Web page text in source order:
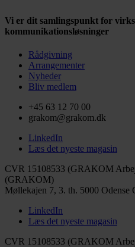
Vi er dit samlingspunkt for
kommunikationsløsninger
Rådgivning
Arrangementer
Nyheder
Bliv medlem
+45 63 12 70 00
grakom@grakom.dk
LinkedIn
Læs det nyeste magasin
CVR 15108533 (GRAKOM
(GRAKOM)
Møllekajen 7, 3. th. 5000 Odense
LinkedIn
Læs det nyeste magasin
CVR 15108533 (GRAKOM